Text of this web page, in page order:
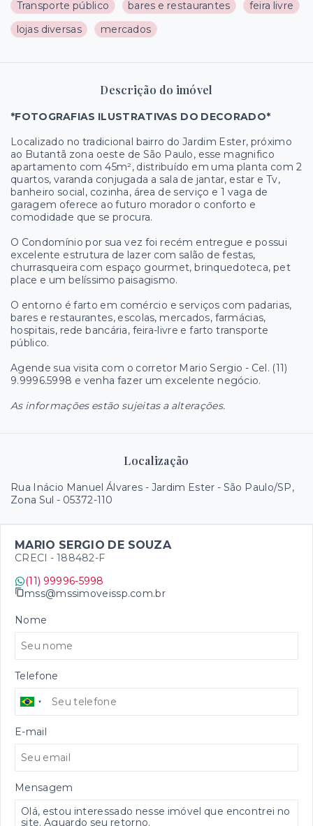
Transporte público bares e restaurantes
feira livre
lojas diversas
mercados
Descrição do imóvel
*FOTOGRAFIAS ILUSTRATIVAS DO DECORADO*
Localizado no tradicional bairro do Jardim Ester, próximo
ao Butantã zona oeste de São Paulo, esse magnifico
apartamento com 45m², distribuído em uma planta com 2
quartos, varanda conjugada a sala de jantar, estar e Tv,
banheiro social, cozinha, área de serviço e 1 vaga de
garagem oferece ao futuro morador o conforto e
comodidade que se procura.
O Condomínio por sua vez foi recém entregue e possui
excelente estrutura de lazer com salão de festas,
churrasqueira com espaço gourmet, brinquedoteca, pet
place e um belíssimo paisagismo.
O entorno é farto em comércio e serviços com padarias,
bares e restaurantes, escolas, mercados, farmácias,
hospitais, rede bancária, feira-livre e farto transporte
público.
Agende sua visita com o corretor Mario Sergio - Cel. (11)
9.9996.5998 e venha fazer um excelente negócio.
As informações estão sujeitas a alterações.
Localização
Rua Inácio Manuel Álvares - Jardim Ester - São Paulo/SP,
Zona Sul - 05372-110
MARIO SERGIO DE SOUZA
CRECI - 188482-F
(11) 99996-5998
mss@mssimoveissp.com.br
Nome
Telefone
E-mail
Mensagem